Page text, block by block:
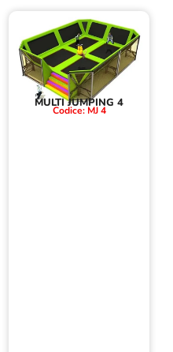
MULTI JUMPING 4
Codice: MJ 4